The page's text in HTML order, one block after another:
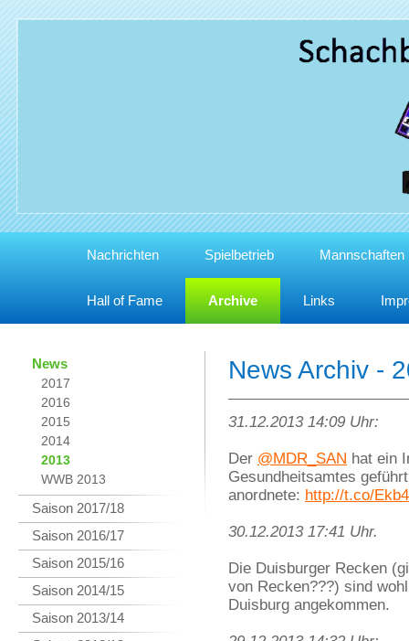
Nachrichten Spielbetrieb Mannschaften
Hall of Fame Archive Links
News
2017
2016
2015
2014
2013
WWB 2013
Saison 2017/18
Saison 2016/17
Saison 2015/16
Saison 2014/15
Saison 2013/14
News Archiv -
31.12.2013 14:09 Uhr:
Der @MDR_SAN hat ein
Gesundheitsamtes
anordnete: http://t.co/
30.12.2013 17:41 Uhr.
Die Duisburger Recken
von Recken???) sind
Duisburg angekommen.